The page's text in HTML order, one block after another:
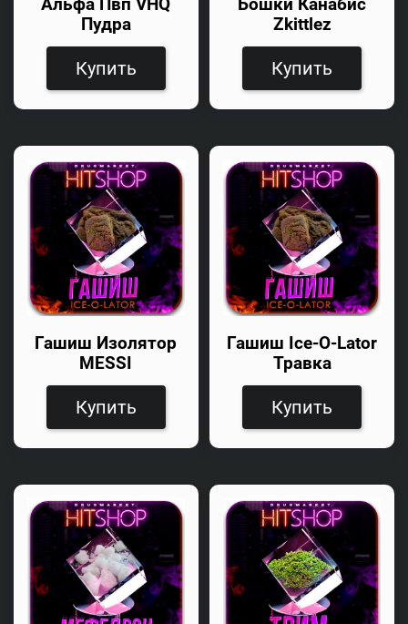
Альфа Пвп VHQ
Пудра
Купить
Бошки Канабис
Zkittlez
Купить
Гашиш Изолятор
MESSI
Купить
Гашиш Ice-O-Lator
Травка
Купить